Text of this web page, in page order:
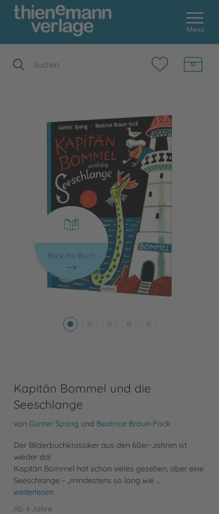
Menu
Blick ins Buch
Kapitän Bommel und die
Seeschlange
von Günter Spang und Beatrice Braun-Fock
Der Bilderbuchklassiker aus den 60er-Jahren ist
wieder da!
Kapitän Bommel hat schon vieles gesehen, aber eine
Seeschlange – „mindestens so lang wie …
weiterlesen
Ab 4 Jahre